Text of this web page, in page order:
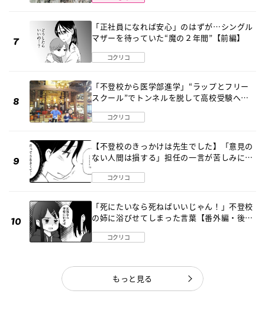
「正社員になれば安心」のはずが…シングル
マザーを待っていた“魔の２年間”【前編】
コクリコ
「不登校から医学部進学」“ラップとフリー
スクール”でトンネルを脱して高校受験へ
コクリコ
【不登校のきっかけは先生でした】「意見の
ない人間は損する」担任の一言が苦しみに…
コクリコ
「死にたいなら死ねばいいじゃん！」不登校
の姉に浴びせてしまった言葉【番外編・後
コクリコ
もっと見る